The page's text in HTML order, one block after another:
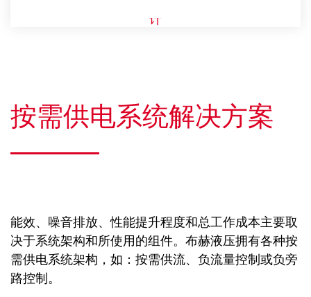
按需供电系统解决方案
能效、噪音排放、性能提升程度和总工作成本主要取
决于系统架构和所使用的组件。布赫液压拥有各种按
需供电系统架构，如：按需供流、负流量控制或负旁
路控制。